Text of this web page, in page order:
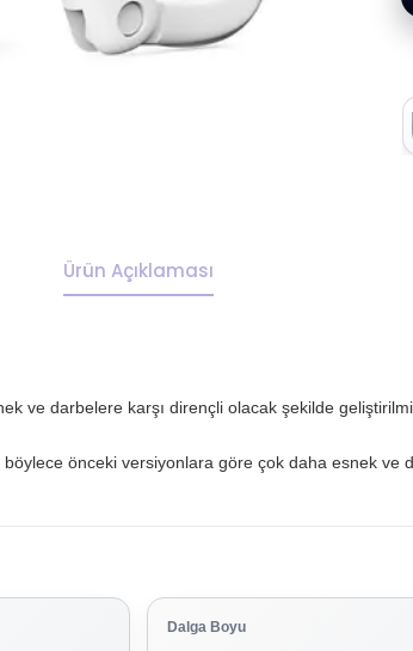
Ürün Açıklaması
ve darbelere karşı dirençli olacak şekilde
önceki versiyonlara göre çok daha esnek ve
Dalga Boyu